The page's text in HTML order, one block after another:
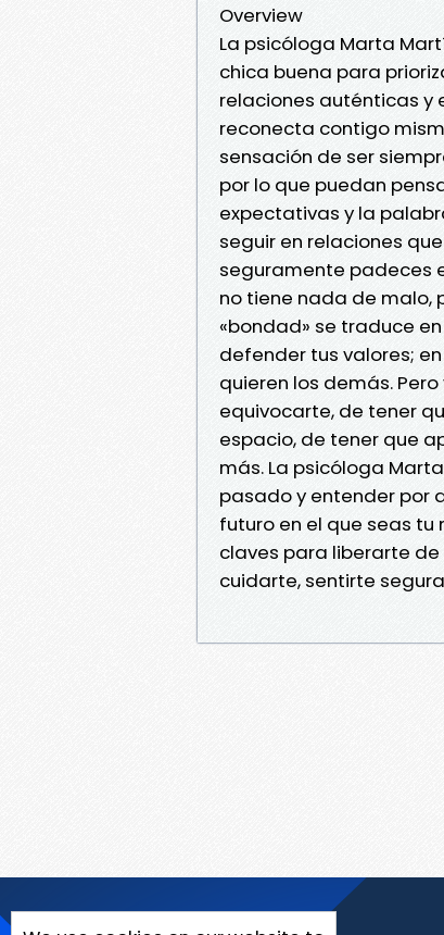
Overview
La psicóloga Marta
chica buena para
relaciones auténticas y
reconecta contigo
sensación de ser
por lo que puedan
expectativas y la
seguir en relaciones
seguramente padeces
no tiene nada de malo,
«bondad» se traduce
defender tus valores;
quieren los demás.
equivocarte, de tener
espacio, de tener que
más. La psicóloga
pasado y entender por
futuro en el que seas
claves para liberarte
cuidarte, sentirte